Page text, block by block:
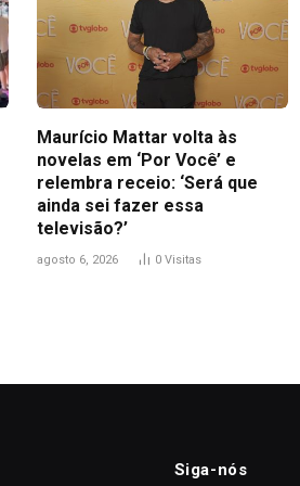
Maurício Mattar volta às
novelas em ‘Por Você’ e
relembra receio: ‘Será que
ainda sei fazer essa
televisão?’
agosto 6, 2026 0 Visitas
Siga-nós